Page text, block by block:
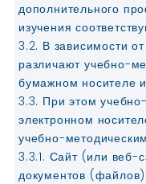
дополнительного
изучения
3.2. В зависимости
различают учебно-
бумажном носителе
3.3. При этом
электронном
учебно-
3.3.1. Сайт (или веб-
документов